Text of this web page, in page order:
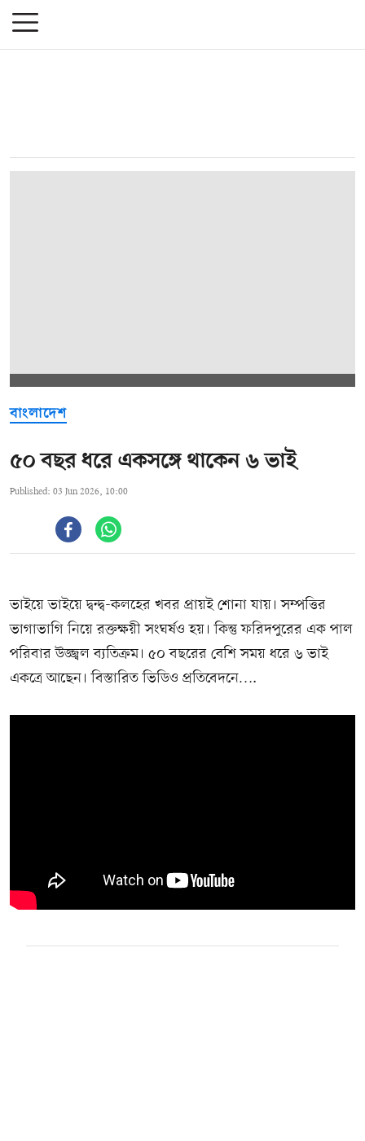
বাংলাদেশ
৫০ বছর ধরে একসঙ্গে থাকেন ৬ ভাই
Published: 03 Jun 2026, 10:00
ভাইয়ে ভাইয়ে দ্বন্দ্ব-কলহের খবর প্রায়ই শোনা যায়। সম্পত্তির
ভাগাভাগি নিয়ে রক্তক্ষয়ী সংঘর্ষও হয়। কিন্তু ফরিদপুরের এক পাল
পরিবার উজ্জ্বল ব্যতিক্রম। ৫০ বছরের বেশি সময় ধরে ৬ ভাই
একত্রে আছেন। বিস্তারিত ভিডিও প্রতিবেদনে….